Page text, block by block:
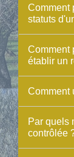
Comment
statuts
Comment
établir un
Comment
Par quels
contrôlée